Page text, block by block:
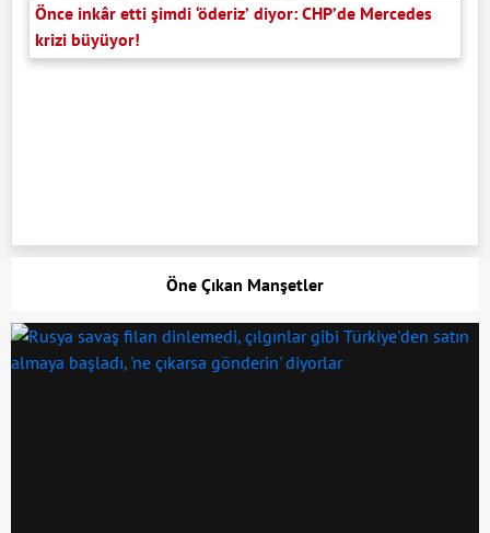
Önce inkâr etti şimdi ‘öderiz’ diyor: CHP’de Mercedes
krizi büyüyor!
Öne Çıkan Manşetler